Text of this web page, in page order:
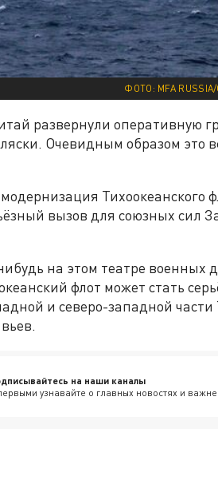
ФОТО: MFA RUSSIA/
развернули оперативную
Очевидным образом это
Тихоокеанского
вызов для союзных сил
на этом театре военных
флот может стать
и северо-западной части
на наши каналы
узнавайте о главных новостях и